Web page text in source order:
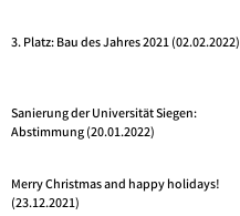
3. Platz: Bau des Jahres 2021 (02.02.2022)
Sanierung der Universität Siegen:
Abstimmung (20.01.2022)
Merry Christmas and happy holidays!
(23.12.2021)